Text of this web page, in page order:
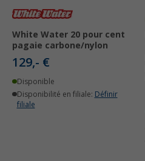
White Water 20 pour cent
pagaie carbone/nylon
129,- €
Disponible
Disponibilité en filiale: Définir
filiale